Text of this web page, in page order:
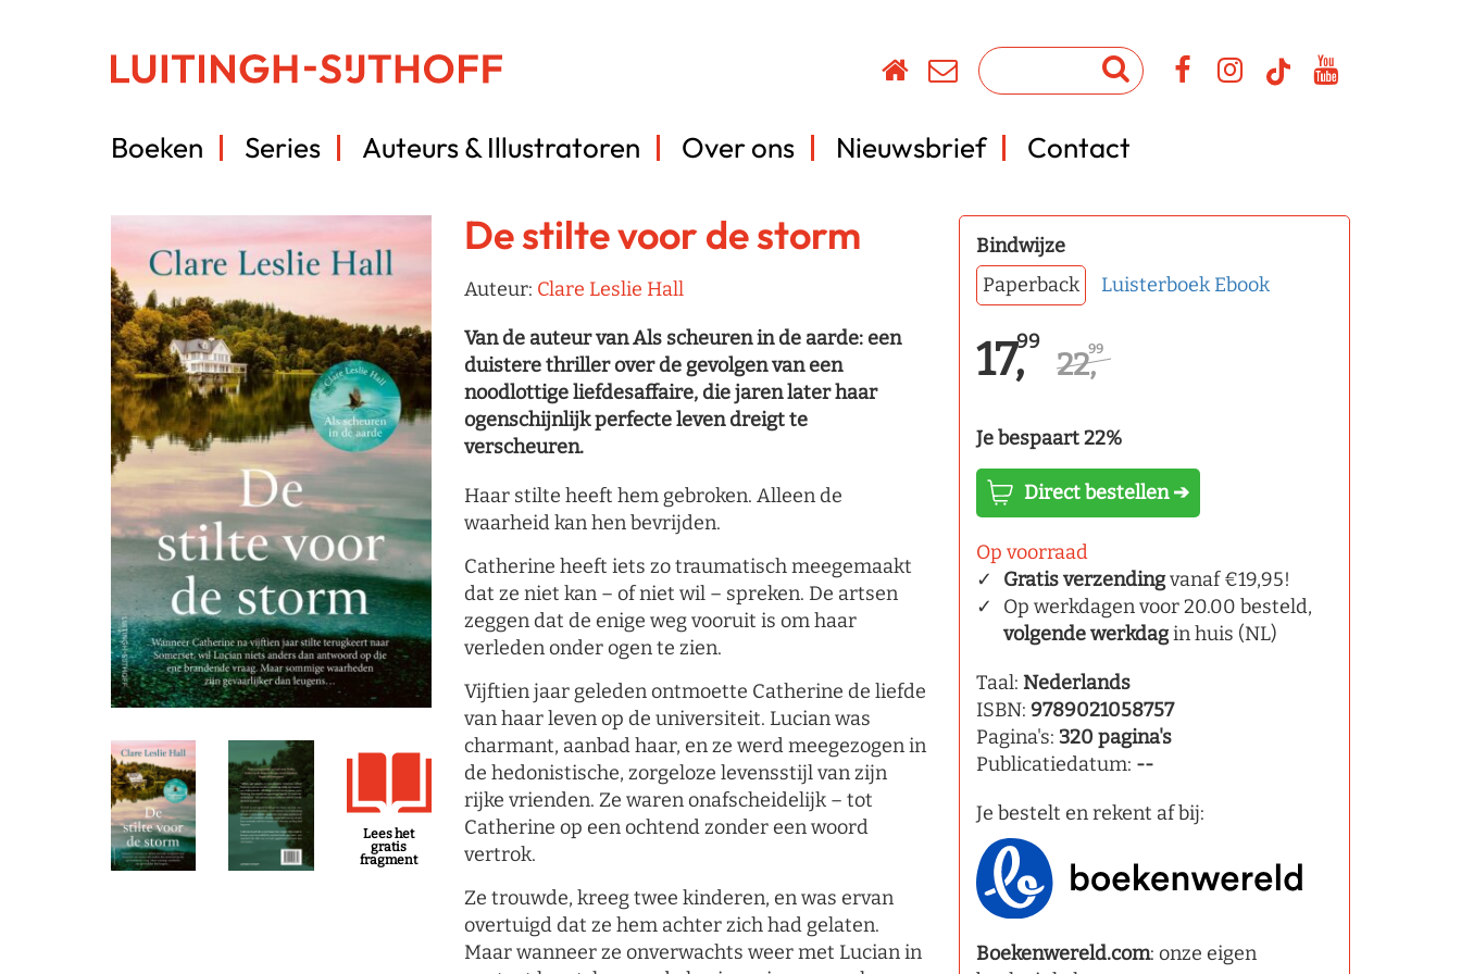
Boeken Series Auteurs & Illustratoren Over ons Nieuwsbrief Contact
Lees het
gratis
fragment
De stilte voor de storm
Auteur: Clare Leslie Hall
Van de auteur van Als scheuren in de aarde: een
duistere thriller over de gevolgen van een
noodlottige liefdesaffaire, die jaren later haar
ogenschijnlijk perfecte leven dreigt te
verscheuren.
Haar stilte heeft hem gebroken. Alleen de
waarheid kan hen bevrijden.
Catherine heeft iets zo traumatisch meegemaakt
dat ze niet kan – of niet wil – spreken. De artsen
zeggen dat de enige weg vooruit is om haar
verleden onder ogen te zien.
Vijftien jaar geleden ontmoette Catherine de liefde
van haar leven op de universiteit. Lucian was
charmant, aanbad haar, en ze werd meegezogen in
de hedonistische, zorgeloze levensstijl van zijn
rijke vrienden. Ze waren onafscheidelijk – tot
Catherine op een ochtend zonder een woord
vertrok.
Ze trouwde, kreeg twee kinderen, en was ervan
overtuigd dat ze hem achter zich had gelaten.
Maar wanneer ze onverwachts weer met Lucian in
Bindwijze
Paperback
Luisterboek Ebook
17,99
22,99
Je bespaart 22%
Direct bestellen ➔
Op voorraad
Gratis verzendingvanaf €19,95!
Op werkdagen voor 20.00 besteld,
volgende werkdagin huis (NL)
Taal: Nederlands
ISBN: 9789021058757
Pagina's: 320 pagina's
Publicatiedatum: --
Je bestelt en rekent af bij:
Boekenwereld.com: onze eigen